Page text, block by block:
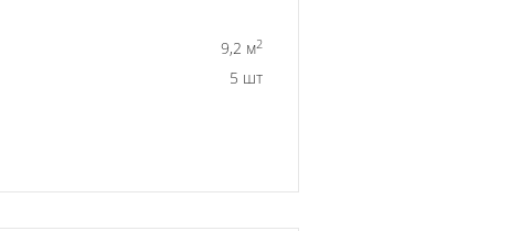
9,2 м2
5 шт